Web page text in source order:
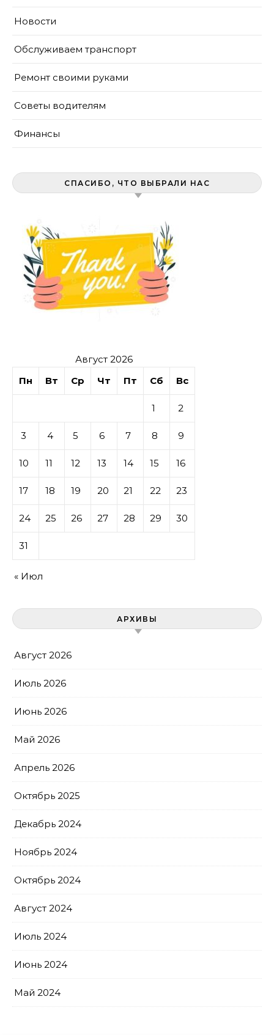
Новости
Обслуживаем транспорт
Ремонт своими руками
Советы водителям
Финансы
СПАСИБО, ЧТО ВЫБРАЛИ НАС
Август 2026
Пн
Вт Ср Чт Пт Сб Вс
1 2
3 4 5 6 7 8 9
10 11 12 13 14 15 16
17 18 19 20 21 22 23
24 25 26 27 28 29 30
31
« Июл
АРХИВЫ
Август 2026
Июль 2026
Июнь 2026
Май 2026
Апрель 2026
Октябрь 2025
Декабрь 2024
Ноябрь 2024
Октябрь 2024
Август 2024
Июль 2024
Июнь 2024
Май 2024